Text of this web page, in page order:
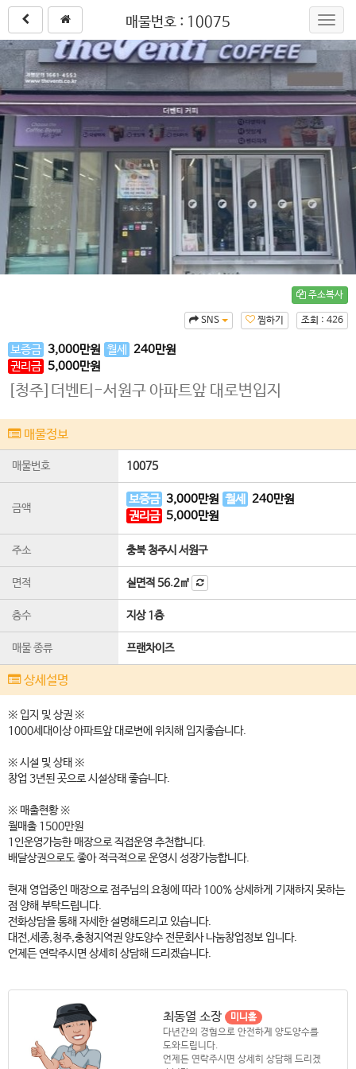
매물번호 : 10075
주소복사
조회 : 426
찜하기
SNS
보증금 3,000만원 월세 240만원
권리금 5,000만원
[청주]더벤티-서원구 아파트앞 대로변입지
매물정보
매물번호 10075
금액
보증금 3,000만원 월세 240만원
권리금 5,000만원
주소 충북 청주시 서원구
면적 실면적56.2㎡
층수 지상 1층
매물 종류 프랜차이즈
상세설명
※ 입지 및 상권 ※
1000세대이상 아파트앞 대로변에 위치해 입지좋습니다.
※ 시설 및 상태 ※
창업 3년된 곳으로 시설상태 좋습니다.
※ 매출현황 ※
월매출 1500만원
1인운영가능한 매장으로 직접운영 추천합니다.
배달상권으로도 좋아 적극적으로 운영시 성장가능합니다.
현재 영업중인 매장으로 점주님의 요청에 따라 100% 상세하게 기재하지 못하는
점 양해 부탁드립니다.
전화상담을 통해 자세한 설명해드리고 있습니다.
대전,세종,청주,충청지역권 양도양수 전문회사 나눔창업정보 입니다.
언제든 연락주시면 상세히 상담해 드리겠습니다.
최동열 소장 미니홈
다년간의 경험으로 안전하게 양도양수를
도와드립니다.
언제든 연락주시면 상세히 상담해 드리겠